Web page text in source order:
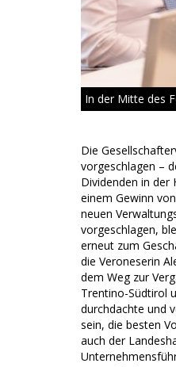
In der Mitte des
Die
vorgeschlagen –
Dividenden in der
einem Gewinn
neuen
vorgeschlagen,
erneut zum
die Veroneserin
dem Weg zur
Trentino-Südtirol
durchdachte und
sein, die besten
auch der